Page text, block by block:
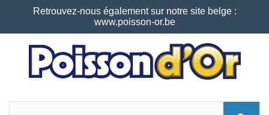
Retrouvez-nous également sur notre site belge :
www.poisson-or.be